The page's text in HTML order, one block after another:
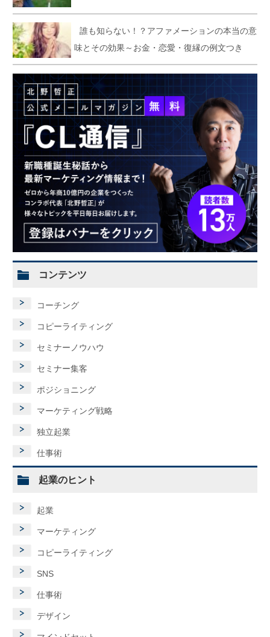
誰も知らない！？アファメーションの本当の意
味とその効果～お金・恋愛・復縁の例文つき
コンテンツ
コーチング
コピーライティング
セミナーノウハウ
セミナー集客
ポジショニング
マーケティング戦略
独立起業
仕事術
起業のヒント
起業
マーケティング
コピーライティング
SNS
仕事術
デザイン